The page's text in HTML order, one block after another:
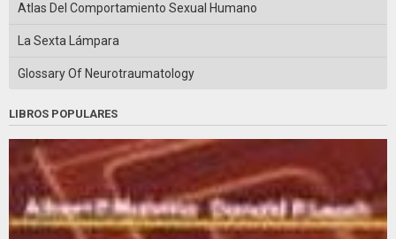
Atlas Del Comportamiento Sexual Humano
La Sexta Lámpara
Glossary Of Neurotraumatology
LIBROS POPULARES